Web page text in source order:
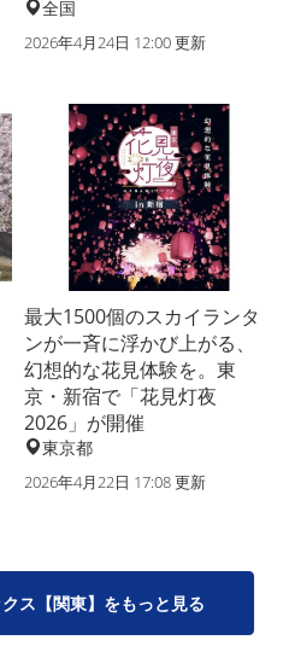
全国
2026年4月24日 12:00 更新
最大1500個のスカイランタ
ンが一斉に浮かび上がる、
幻想的な花見体験を。東
京・新宿で「花見灯夜
2026」が開催
東京都
2026年4月22日 17:08 更新
ス【関東】をもっと見る